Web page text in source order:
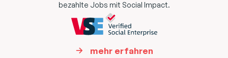
bezahlte Jobs mit Social Impact.
mehr erfahren